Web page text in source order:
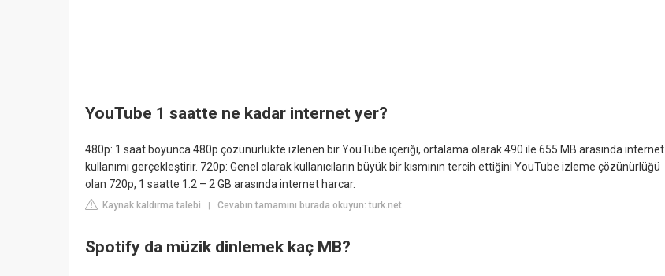
YouTube 1 saatte ne kadar internet yer?
480p: 1 saat boyunca 480p çözünürlükte izlenen bir YouTube içeriği, ortalama olarak 490 ile 655 MB arasında internet
kullanımı gerçekleştirir. 720p: Genel olarak kullanıcıların büyük bir kısmının tercih ettiğini YouTube izleme çözünürlüğü
olan 720p, 1 saatte 1.2 – 2 GB arasında internet harcar.
Kaynak kaldırma talebi | Cevabın tamamını burada okuyun: turk.net
Spotify da müzik dinlemek kaç MB?